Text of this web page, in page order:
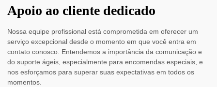
Apoio ao cliente dedicado
Nossa equipe profissional está comprometida em oferecer um
serviço excepcional desde o momento em que você entra em
contato conosco. Entendemos a importância da comunicação e
do suporte ágeis, especialmente para encomendas especiais, e
nos esforçamos para superar suas expectativas em todos os
momentos.